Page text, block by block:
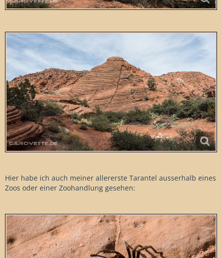
Hier habe ich auch meiner allererste Tarantel ausserhalb eines
Zoos oder einer Zoohandlung gesehen: